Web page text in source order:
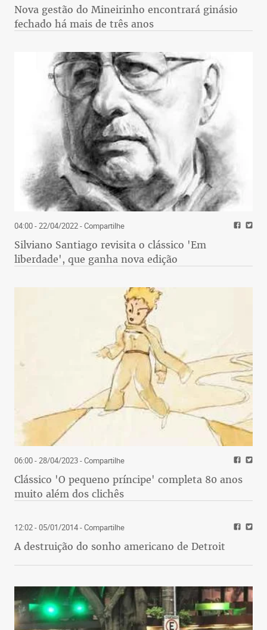
Nova gestão do Mineirinho encontrará ginásio
fechado há mais de três anos
04:00 - 22/04/2022- Compartilhe
Silviano Santiago revisita o clássico 'Em
liberdade', que ganha nova edição
06:00 - 28/04/2023- Compartilhe
Clássico 'O pequeno príncipe' completa 80 anos
muito além dos clichês
12:02 - 05/01/2014- Compartilhe
A destruição do sonho americano de Detroit